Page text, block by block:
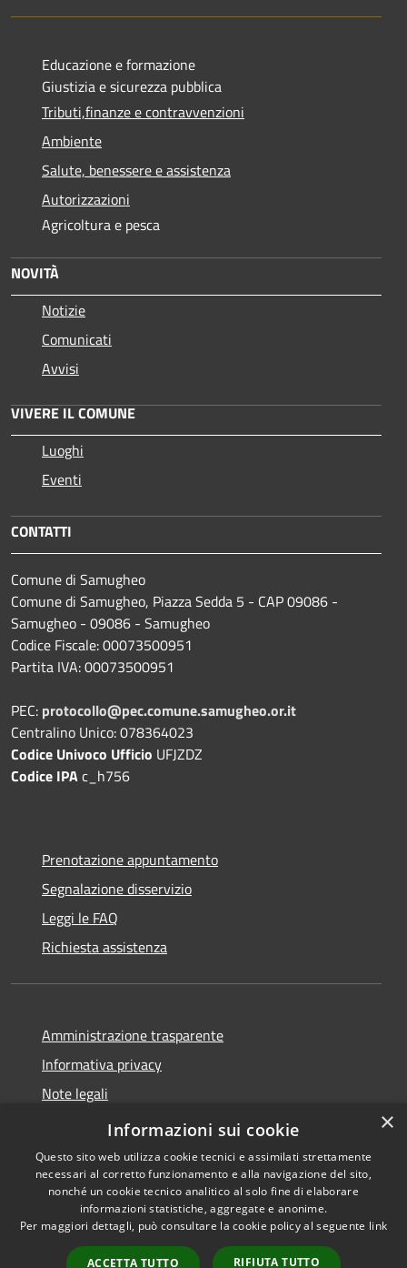
Educazione e formazione
Giustizia e sicurezza pubblica
Tributi,finanze e contravvenzioni
Ambiente
Salute, benessere e assistenza
Autorizzazioni
Agricoltura e pesca
NOVITÀ
Notizie
Comunicati
Avvisi
VIVERE IL COMUNE
Luoghi
Eventi
CONTATTI
Comune di Samugheo
Comune di Samugheo, Piazza Sedda 5 - CAP 09086 -
Samugheo - 09086 - Samugheo
Codice Fiscale: 00073500951
Partita IVA: 00073500951
PEC: protocollo@pec.comune.samugheo.or.it
Centralino Unico: 078364023
Codice Univoco Ufficio UFJZDZ
Codice IPAc_h756
Prenotazione appuntamento
Segnalazione disservizio
Leggi le FAQ
Richiesta assistenza
Amministrazione trasparente
Informativa privacy
Note legali
Dichiarazione di accessibilità
Accessibilità
Copyright © 2026 • Comune di
Samugheo • Powered by
Municipium• Accesso
×
Informazioni sui cookie
Questo sito web utilizza cookie tecnici e assimilati strettamente
necessari al corretto funzionamento e alla navigazione del sito,
nonché un cookie tecnico analitico al solo fine di elaborare
informazioni statistiche, aggregate e anonime.
Per maggiori dettagli, può consultare la cookie policy al seguente link
ACCETTA TUTTO RIFIUTA TUTTO